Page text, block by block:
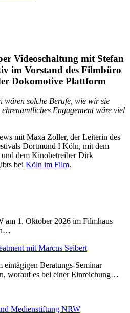
Videoschaltung mit Stefan
im Vorstand des Filmbüro
Dokomotive Plattform
wären solche Berufe, wie wir sie
Engagement wäre viel
mit Maxa Zoller, der Leiterin des
Dortmund I Köln, mit dem
dem Kinobetreiber Dirk
bei Köln im Film.
am 1. Oktober 2026 im Filmhaus
mit Marcus Seibert
eintägigen Beratungs-Seminar
worauf es bei einer Einreichung…
Medienstiftung NRW